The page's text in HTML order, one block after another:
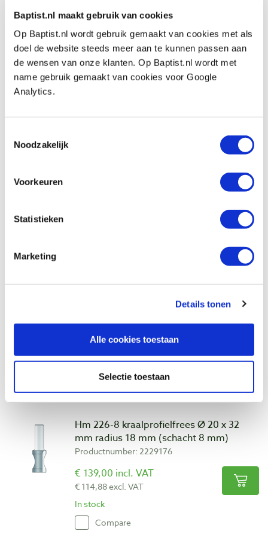
Baptist.nl maakt gebruik van cookies
Op Baptist.nl wordt gebruik gemaakt van cookies met als
doel de website steeds meer aan te kunnen passen aan
de wensen van onze klanten. Op Baptist.nl wordt met
name gebruik gemaakt van cookies voor Google
Analytics.
Noodzakelijk
Voorkeuren
Statistieken
Marketing
Details tonen
Alle cookies toestaan
Selectie toestaan
- Houdt rekening met het maximale toerental
van de frees. Hoe groter de diameter van de
frees, des te lager het toerental dient te zien, en
andersom.
€ 0,00 incl. VAT
Hm 226-8 kraalprofielfrees Ø 20 x 32
mm radius 18 mm (schacht 8 mm)
Productnumber: 2229176
€ 139,00 incl. VAT
€ 114,88 excl. VAT
In stock
Compare